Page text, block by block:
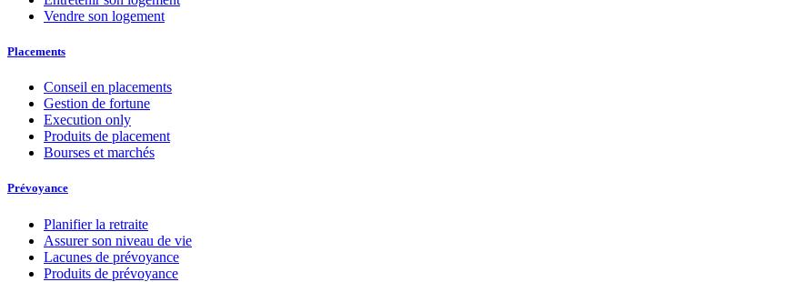
Vendre son logement
Placements
Conseil en placements
Gestion de fortune
Execution only
Produits de placement
Bourses et marchés
Prévoyance
Planifier la retraite
Assurer son niveau de vie
Lacunes de prévoyance
Produits de prévoyance